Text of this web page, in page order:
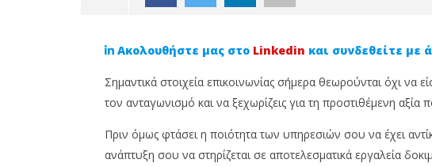
NOW VIEWING
Ακολουθήστε μας στο Linkedin και συνδεθείτε με
Σημαντικά στοιχεία επικοινωνίας σήμερα θεωρούνται όχι να
τον ανταγωνισμό και να ξεχωρίζεις για τη προστιθέμενη αξία
Πριν όμως φτάσει η ποιότητα των υπηρεσιών σου να έχει
ανάπτυξη σου να στηρίζεται σε αποτελεσματικά εργαλεία